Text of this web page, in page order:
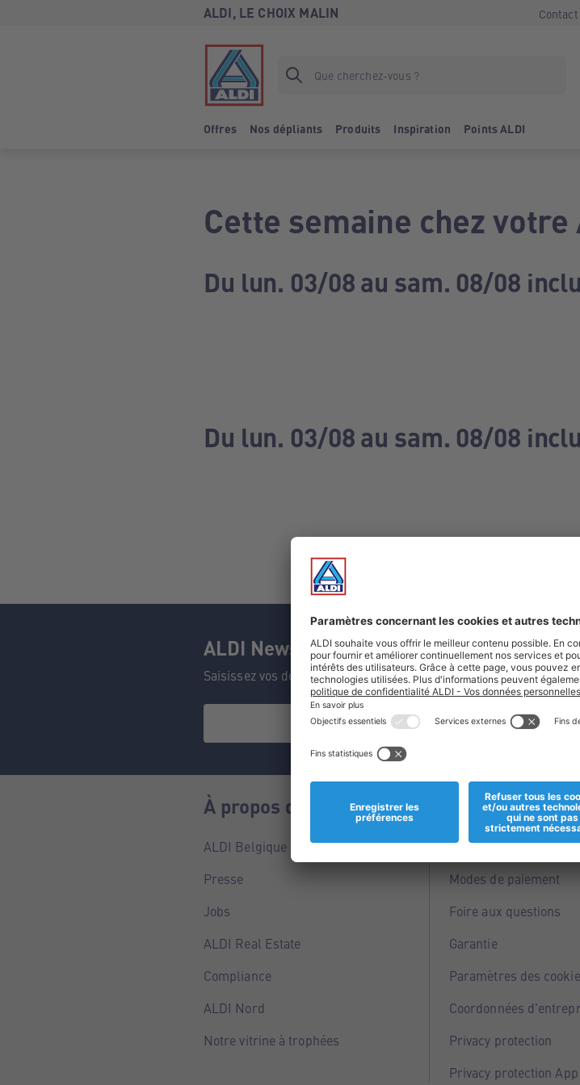
ALDI, LE CHOIX MALIN Contact
Offres Nos dépliants Produits Inspiration Points ALDI
Cette semaine chez
Du lun. 03/08 au sam. 08/08
Du lun. 03/08 au sam. 08/08
ALDI Newsletter
Saisissez vos données et ne manquez aucune de nos offres.
À propos de nous
ALDI Belgique
Presse
Jobs
ALDI Real Estate
Compliance
ALDI Nord
Notre vitrine à trophées
Informations
Magasins
Modes de paiement
Foire aux questions
Garantie
Paramètres des
Coordonnées
Privacy protection
Privacy protection App